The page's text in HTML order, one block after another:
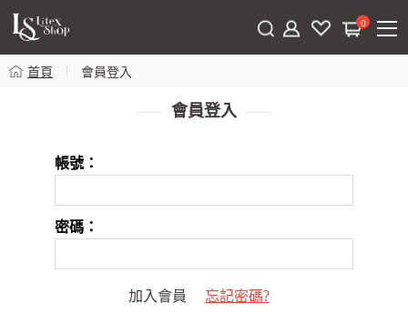
0
首頁 會員登入
會員登入
帳號：
密碼：
加入會員 忘記密碼?